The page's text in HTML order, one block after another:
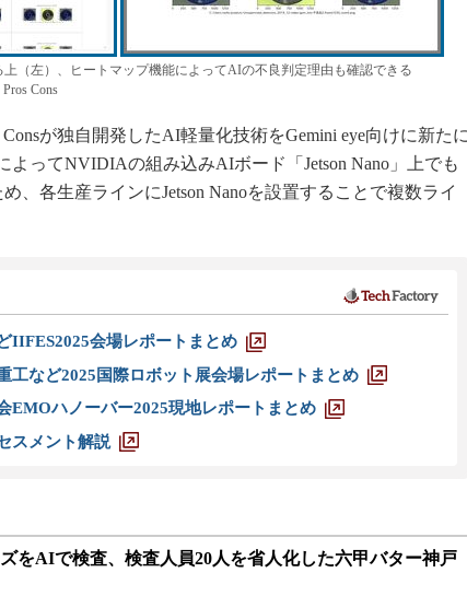
（左）、ヒートマップ機能によってAIの不良判定理由も確認できる
Cons
が独自開発したAI軽量化技術をGemini eye向けに新たに
よってNVIDIAの組み込みAIボード「Jetson Nano」上でも
、各生産ラインにJetson Nanoを設置することで複数ライ
IIFES2025会場レポートまとめ
工など2025国際ロボット展会場レポートまとめ
EMOハノーバー2025現地レポートまとめ
スメント解説
をAIで検査、検査人員20人を省人化した六甲バター神戸